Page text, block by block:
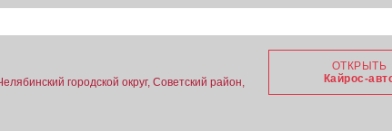
городской округ, Советский район,
ОТКРЫТЬ
Кайрос-